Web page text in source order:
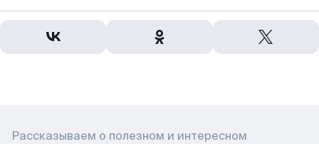
Рассказываем о полезном и интересном